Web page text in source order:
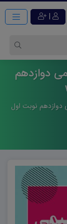
|
دوازدهم
دوازدهم نوبت اول